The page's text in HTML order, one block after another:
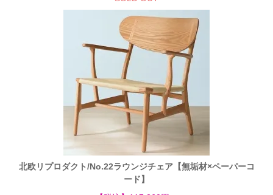
北欧リプロダクト/No.22ラウンジチェア【無垢材×ペーパーコ
ード】